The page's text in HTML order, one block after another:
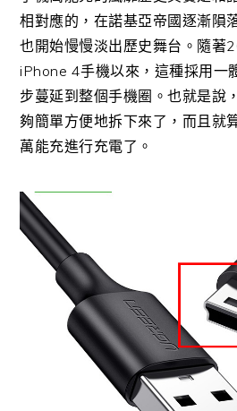
相對應的，在諾基亞帝國逐漸隕
也開始慢慢淡出歷史舞台。隨著
iPhone 4手機以來，這種採用一
步蔓延到整個手機圈。也就是說
夠簡單方便地拆下來了，而且就
萬能充進行充電了。